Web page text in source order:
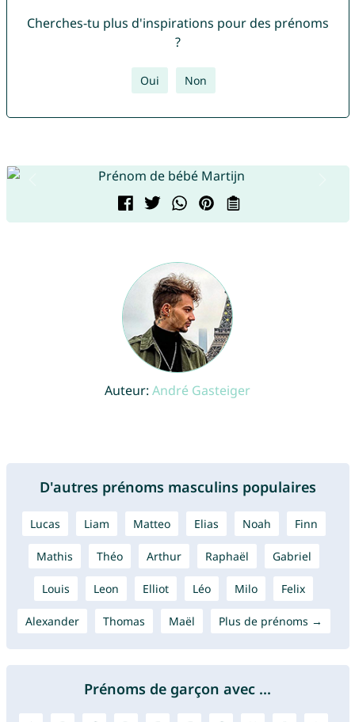
Cherches-tu plus d'inspirations pour des prénoms
?
Oui Non
Auteur: André Gasteiger
D'autres prénoms masculins populaires
Lucas Liam Matteo Elias Noah Finn
Mathis Théo Arthur Raphaël Gabriel
Louis Leon Elliot Léo Milo Felix
Alexander Thomas Maël Plus de prénoms →
Prénoms de garçon avec ...